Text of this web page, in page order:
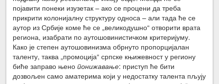
појавити понеки изузетак – ако се процени да треба
прикрити колонијалну структуру односа – али тада ће се
аутор из Србије коме ће се „великодушно“ отворити врата
региона, изабрати по аутошовинистичком критеријуму.
Како је степен аутошовинизма обрнуто пропорцијалан
таленту, таква „промоција“ српске књижевност у региону
биће заправо њенопонижавање: приступ ће бити
дозвољен само аматерима који у недостатку талента пљују